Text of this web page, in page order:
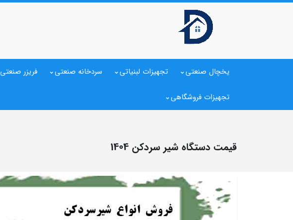
یخچال صنعتی تجهیزات لبنیاتی سردخانه صنعتی فریزر صنعتی
تجهیزات فروشگاهی
قیمت دستگاه شیر سردکن 1404